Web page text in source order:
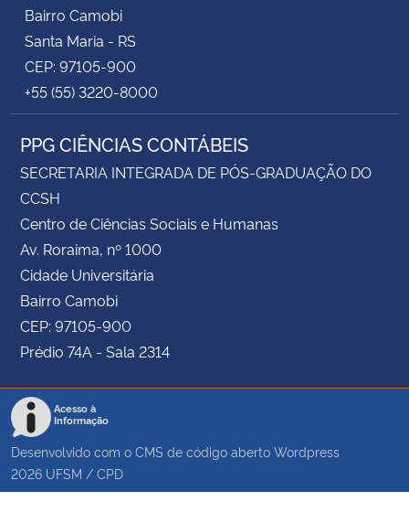
Bairro Camobi
Santa Maria - RS
CEP: 97105-900
+55 (55) 3220-8000
PPG CIÊNCIAS CONTÁBEIS
SECRETARIA INTEGRADA DE PÓS-GRADUAÇÃO DO
CCSH
Centro de Ciências Sociais e Humanas
Av. Roraima, nº 1000
Cidade Universitária
Bairro Camobi
CEP: 97105-900
Prédio 74A - Sala 2314
Acesso à
Informação
Desenvolvido com o CMS de código aberto Wordpress
2026 UFSM / CPD